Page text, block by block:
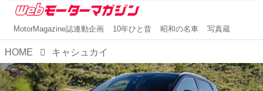
MotorMagazine誌連動企画 10年ひと昔 昭和の名車 写真蔵
HOME キャシュカイ